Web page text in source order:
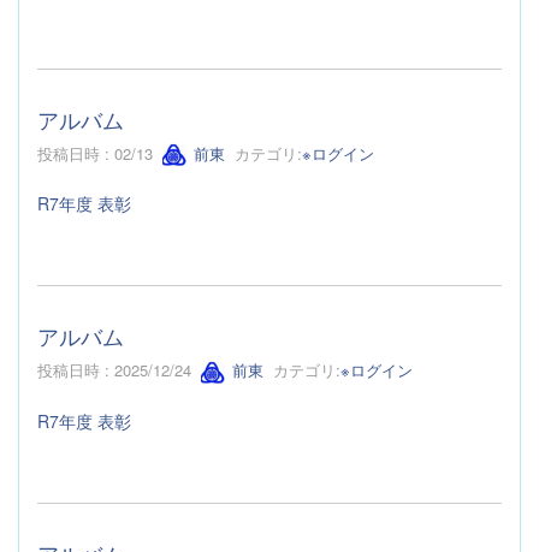
アルバム
投稿日時 : 02/13 前東 カテゴリ:※ログイン
R7年度 表彰
アルバム
投稿日時 : 2025/12/24 前東 カテゴリ:※ログイン
R7年度 表彰